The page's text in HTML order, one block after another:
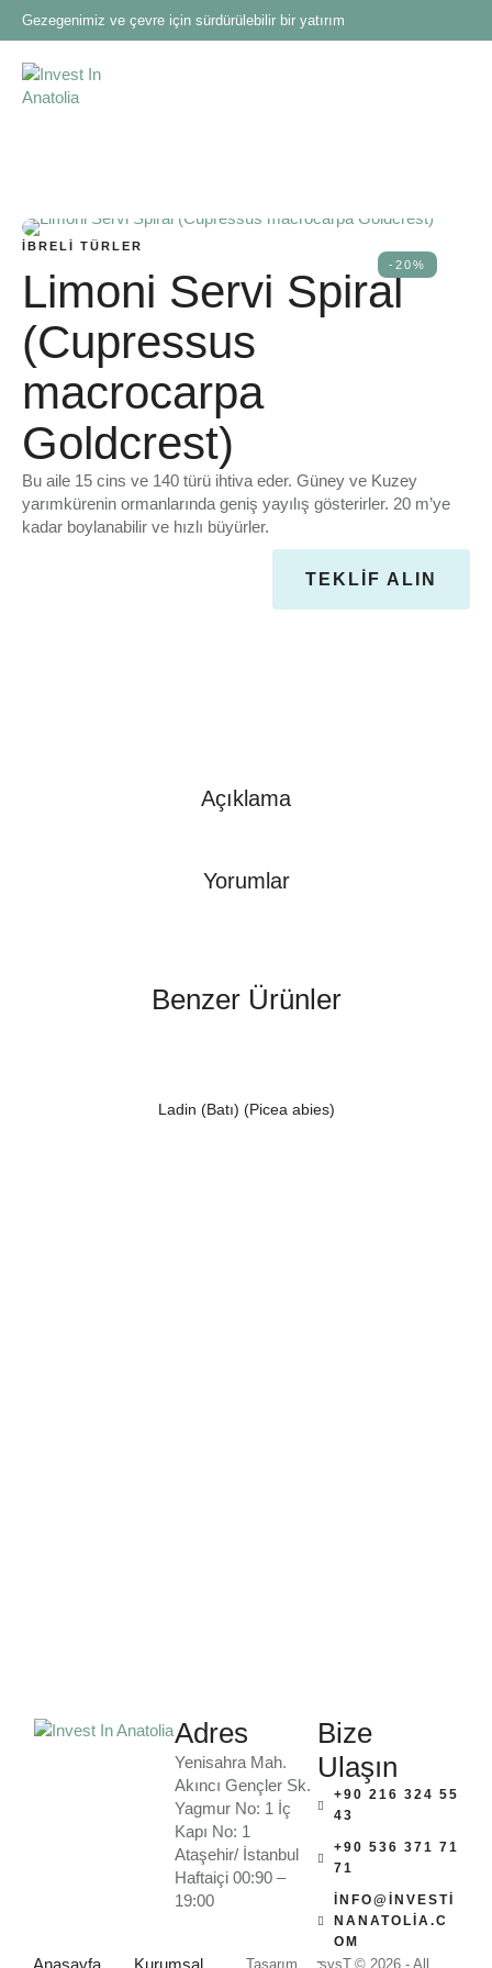
Gezegenimiz ve çevre için sürdürülebilir bir yatırım
-20%
İBRELI TÜRLER
Limoni Servi Spiral
(Cupressus
macrocarpa
Goldcrest)
Bu aile 15 cins ve 140 türü ihtiva eder. Güney ve Kuzey
yarımkürenin ormanlarında geniş yayılış gösterirler. 20 m’ye
kadar boylanabilir ve hızlı büyürler.
TEKLIF ALIN
Açıklama
Yorumlar
Benzer Ürünler
Ladin (Batı) (Picea abies)
Adres
Yenisahra Mah.
Akıncı Gençler Sk.
Yagmur No: 1 İç
Kapı No: 1
Ataşehir/ İstanbul
Haftaiçi 00:90 –
19:00
Bize
Ulaşın
+90 216 324 55
43
+90 536 371 71
71
INFO@INVESTI
NANATOLIA.C
OM
Anasayfa Kurumsal Tasarım -sysT © 2026 - All